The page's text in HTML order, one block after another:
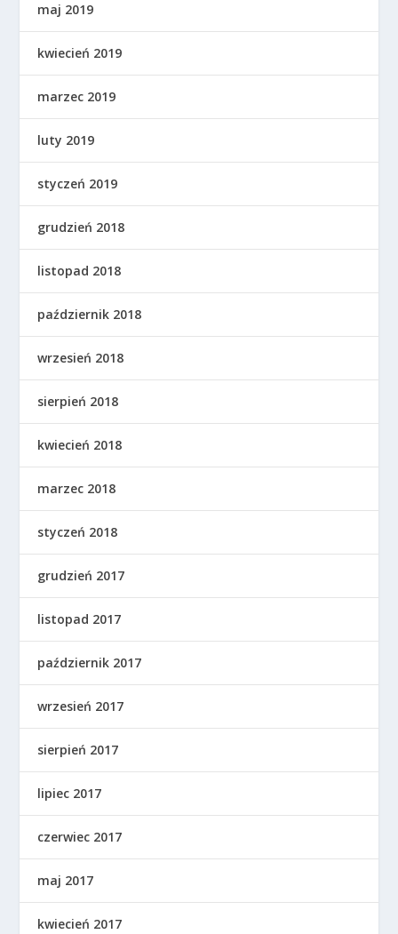
maj 2019
kwiecień 2019
marzec 2019
luty 2019
styczeń 2019
grudzień 2018
listopad 2018
październik 2018
wrzesień 2018
sierpień 2018
kwiecień 2018
marzec 2018
styczeń 2018
grudzień 2017
listopad 2017
październik 2017
wrzesień 2017
sierpień 2017
lipiec 2017
czerwiec 2017
maj 2017
kwiecień 2017